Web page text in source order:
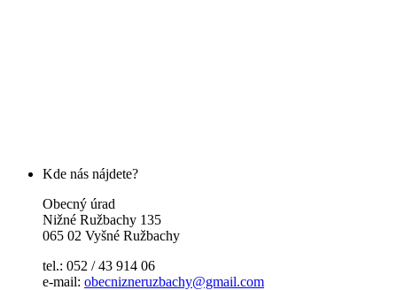
Kde nás nájdete?
Obecný úrad
Nižné Ružbachy 135
065 02 Vyšné Ružbachy
tel.: 052 / 43 914 06
e-mail: obecnizneruzbachy@gmail.com